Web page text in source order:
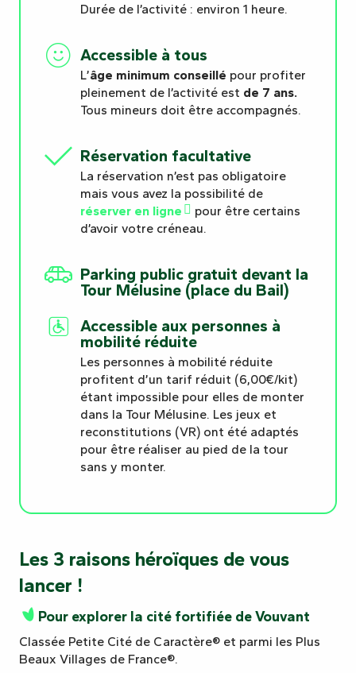
Durée de l’activité : environ 1 heure.
Accessible à tous
L’âge minimum conseillé pour profiter
pleinement de l’activité est de 7 ans.
Tous mineurs doit être accompagnés.
Réservation facultative
La réservation n’est pas obligatoire
mais vous avez la possibilité de
réserver en ligne
pour être certains
d’avoir votre créneau.
Parking public gratuit devant la
Tour Mélusine (place du Bail)
Accessible aux personnes à
mobilité réduite
Les personnes à mobilité réduite
profitent d’un tarif réduit (6,00€/kit)
étant impossible pour elles de monter
dans la Tour Mélusine. Les jeux et
reconstitutions (VR) ont été adaptés
pour être réaliser au pied de la tour
sans y monter.
Les 3 raisons héroïques de vous
lancer !
Pour explorer la cité fortifiée de Vouvant
Classée Petite Cité de Caractère® et parmi les Plus
Beaux Villages de France®.